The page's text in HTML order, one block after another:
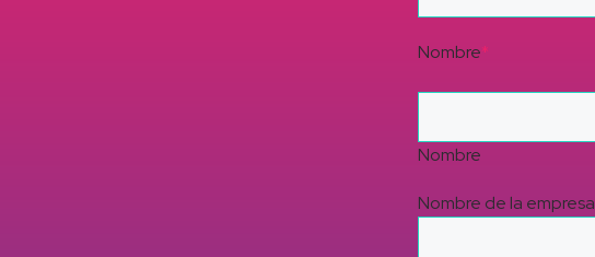
Nombre*
Nombre
Nombre de la empresa